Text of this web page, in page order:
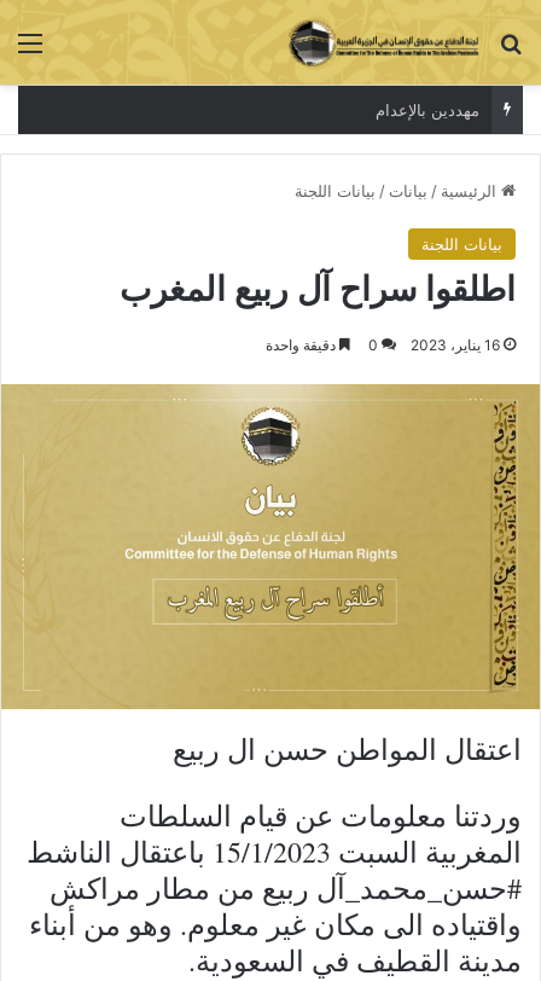
بحث عن
مهددين بالإعدام
الرئيسية / بيانات / بيانات اللجنة
بيانات اللجنة
اطلقوا سراح آل ربيع المغرب
16 يناير، 2023 0 دقيقة واحدة
اعتقال المواطن حسن ال ربيع
وردتنا معلومات عن قيام السلطات
المغربية السبت 15/1/2023 باعتقال الناشط
#حسن_محمد_آل ربيع من مطار مراكش
واقتياده الى مكان غير معلوم. وهو من أبناء
مدينة القطيف في السعودية.